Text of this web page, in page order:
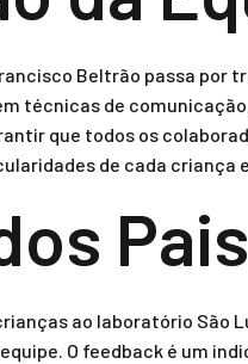
Beltrão passa
técnicas de
que todos os
de cada criança
ao laboratório
O feedback é um